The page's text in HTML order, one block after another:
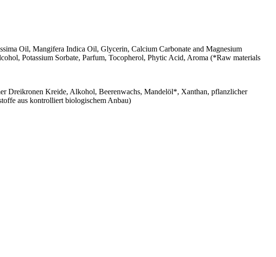
Oil, Mangifera Indica Oil, Glycerin, Calcium Carbonate and Magnesium
Potassium Sorbate, Parfum, Tocopherol, Phytic Acid, Aroma (*Raw materials
Dreikronen Kreide, Alkohol, Beerenwachs, Mandelöl*, Xanthan, pflanzlicher
aus kontrolliert biologischem Anbau)